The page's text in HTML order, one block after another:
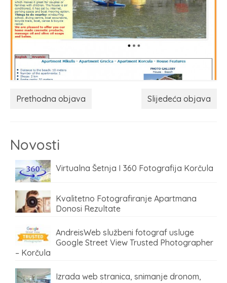
Prethodna objava Slijedeća objava
Novosti
Virtualna Šetnja I 360 Fotografija Korčula
Kvalitetno Fotografiranje Apartmana
Donosi Rezultate
AndreisWeb službeni fotograf usluge
Google Street View Trusted Photographer
– Korčula
Izrada web stranica, snimanje dronom,